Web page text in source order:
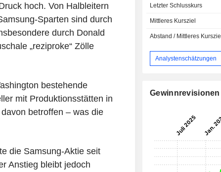
hoch. Von Halbleitern
Sparten sind durch
durch Donald
„reziproke“ Zölle
bestehende
mit Produktionsstätten in
betroffen – was die
die Samsung-Aktie seit
Anstieg bleibt jedoch
Letzter Schlusskurs
Mittleres Kursziel
Abstand / Mittleres Kursziel
Analystenschätzungen
Gewinnrevisionen